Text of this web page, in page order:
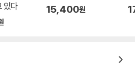
있다
15,400원